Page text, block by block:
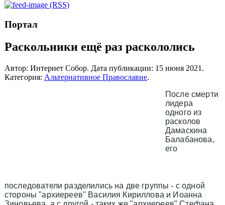
(RSS)
Портал
Раскольники ещё раз раскололись
Автор: Интернет Собор. Дата публикации: 15 июня 2021 .
Категория: Альтернативное Православие.
После смерти
лидера
одного из
расколов
Дамаскина
Балабанова,
его
последователи разделились на две группы - с одной
стороны "архиереев" Василия Кириллова и Иоанна